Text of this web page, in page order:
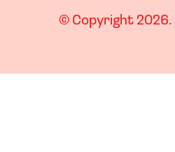
© Copyright 2026.